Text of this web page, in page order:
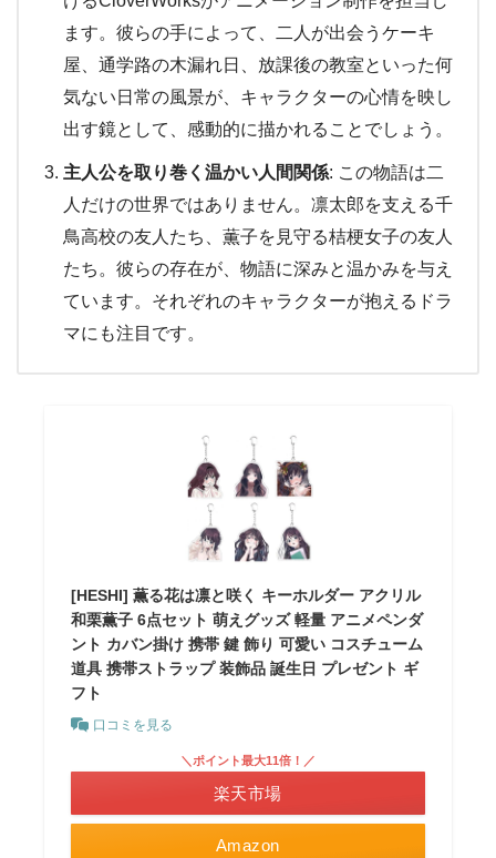
ます。彼らの手によって、二人が出会うケーキ
屋、通学路の木漏れ日、放課後の教室といった何
気ない日常の風景が、キャラクターの心情を映し
出す鏡として、感動的に描かれることでしょう。
主人公を取り巻く温かい人間関係: この物語は二
人だけの世界ではありません。凛太郎を支える千
鳥高校の友人たち、薫子を見守る桔梗女子の友人
たち。彼らの存在が、物語に深みと温かみを与え
ています。それぞれのキャラクターが抱えるドラ
マにも注目です。
[HESHI] 薫る花は凛と咲く キーホルダー アクリル
和栗薫子 6点セット 萌えグッズ 軽量 アニメペンダ
ント カバン掛け 携帯 鍵 飾り 可愛い コスチューム
道具 携帯ストラップ 装飾品 誕生日 プレゼント ギ
フト
口コミを見る
Amazon
＼ポイント最大11倍！／
楽天市場